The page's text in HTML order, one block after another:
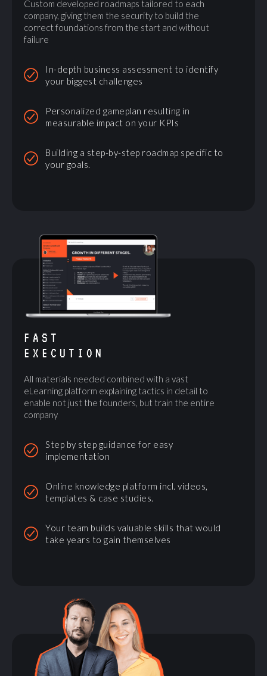
Custom developed roadmaps tailored to each
company, giving them the security to build the
correct foundations from the start and without
failure
In-depth business assessment to identify
your biggest challenges
Personalized gameplan resulting in
measurable impact on your KPIs
Building a step-by-step roadmap specific to
your goals.
FAST
EXECUTION
All materials needed combined with a vast
eLearning platform explaining tactics in detail to
enable not just the founders, but train the entire
company
Step by step guidance for easy
implementation
Online knowledge platform incl. videos,
templates & case studies.
Your team builds valuable skills that would
take years to gain themselves